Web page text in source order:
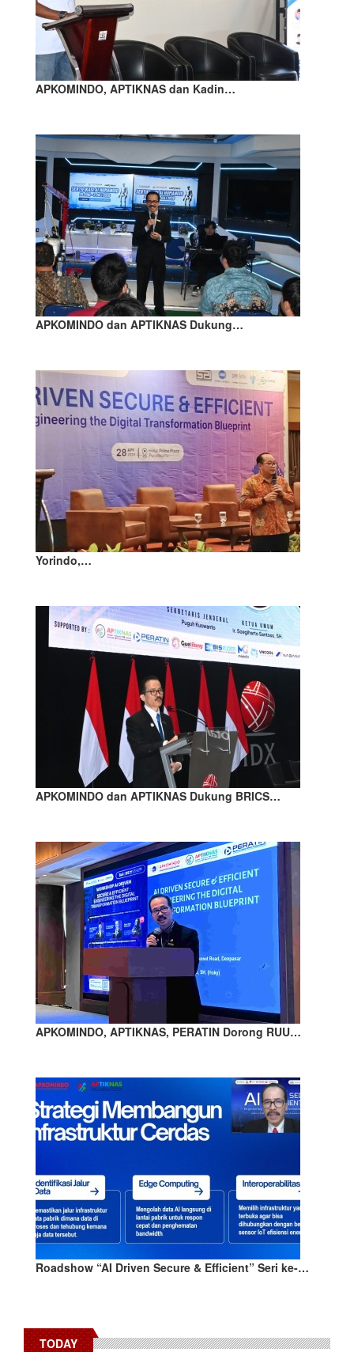
APKOMINDO, APTIKNAS dan Kadin…
APKOMINDO dan APTIKNAS Dukung…
Yorindo,…
APKOMINDO dan APTIKNAS Dukung BRICS…
APKOMINDO, APTIKNAS, PERATIN Dorong RUU…
Roadshow “AI Driven Secure & Efficient” Seri ke-…
TODAY